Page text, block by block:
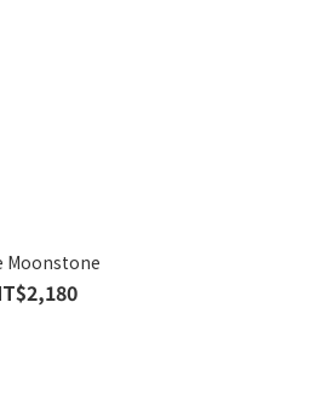
Moonstone